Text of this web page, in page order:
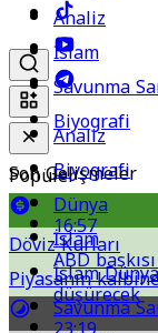
Popüler
Döviz Kurları
Piyasanın
Analiz
Biyografi
Dünya
İslam
İslam
Savunma
Analiz
İslam
Savunma
Biyografi
Son Gelişmeler
16:57
ABD
düşürecek